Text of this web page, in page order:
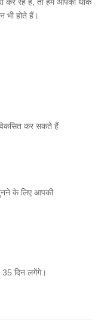
कर रहे हैं, तो हम आपको थोक
भी होते हैं।
कर सकते हैं
के लिए आपकी
दिन लगेंगे।